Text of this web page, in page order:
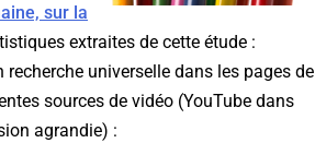
sur la
extraites de cette étude :
universelle dans les pages de
sources de vidéo (YouTube dans
agrandie) :